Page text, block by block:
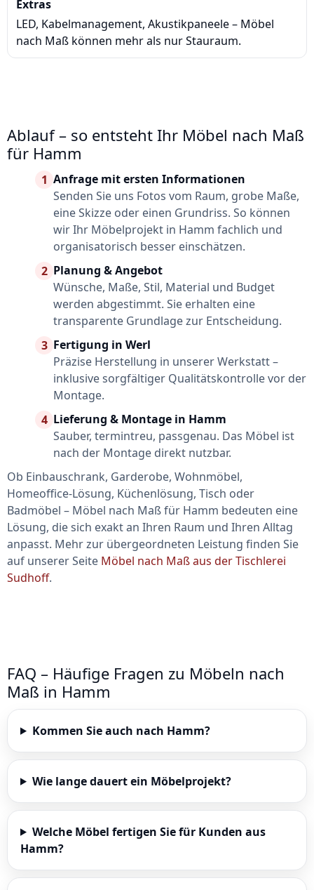
Extras
LED, Kabelmanagement, Akustikpaneele – Möbel
nach Maß können mehr als nur Stauraum.
Ablauf – so entsteht Ihr Möbel nach Maß
für Hamm
1 Anfrage mit ersten Informationen
Senden Sie uns Fotos vom Raum, grobe Maße,
eine Skizze oder einen Grundriss. So können
wir Ihr Möbelprojekt in Hamm fachlich und
organisatorisch besser einschätzen.
2 Planung & Angebot
Wünsche, Maße, Stil, Material und Budget
werden abgestimmt. Sie erhalten eine
transparente Grundlage zur Entscheidung.
3 Fertigung in Werl
Präzise Herstellung in unserer Werkstatt –
inklusive sorgfältiger Qualitätskontrolle vor der
Montage.
4 Lieferung & Montage in Hamm
Sauber, termintreu, passgenau. Das Möbel ist
nach der Montage direkt nutzbar.
Ob Einbauschrank, Garderobe, Wohnmöbel,
Homeoffice-Lösung, Küchenlösung, Tisch oder
Badmöbel – Möbel nach Maß für Hamm bedeuten eine
Lösung, die sich exakt an Ihren Raum und Ihren Alltag
anpasst. Mehr zur übergeordneten Leistung finden Sie
auf unserer Seite Möbel nach Maß aus der Tischlerei
Sudhoff.
FAQ – Häufige Fragen zu Möbeln nach
Maß in Hamm
Kommen Sie auch nach Hamm?
Wie lange dauert ein Möbelprojekt?
Welche Möbel fertigen Sie für Kunden aus
Hamm?